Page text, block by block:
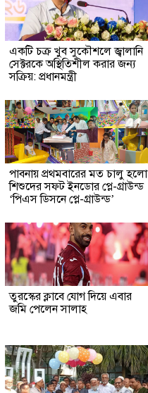
একটি চক্র খুব সুকৌশলে জ্বালানি
সেক্টরকে অস্থিতিশীল করার জন্য
সক্রিয়: প্রধানমন্ত্রী
পাবনায় প্রথমবারের মত চালু হলো
শিশুদের সফট ইনডোর প্লে-গ্রাউন্ড
‘পিএস ডিসনে প্লে-গ্রাউন্ড’
তুরস্কের ক্লাবে যোগ দিয়ে এবার
জমি পেলেন সালাহ